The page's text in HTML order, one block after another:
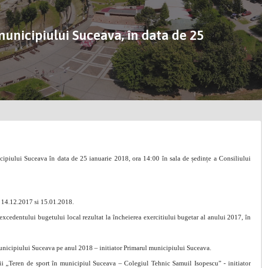
Suceava, în data de 25
Suceava în data de 25 ianuarie 2018, ora 14:00 în sala de ședințe a Consiliului
si 15.01.2018.
bugetului local rezultat la încheierea exercitiului bugetar al anului 2017, în
Suceava pe anul 2018 – initiator Primarul municipiului Suceava.
de sport în municipiul Suceava – Colegiul Tehnic Samuil Isopescu” - initiator